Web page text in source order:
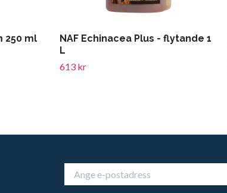
250 ml
NAF Echinacea Plus - flytande 1
L
613 kr